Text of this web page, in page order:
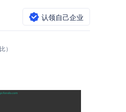
认领自己企业
）